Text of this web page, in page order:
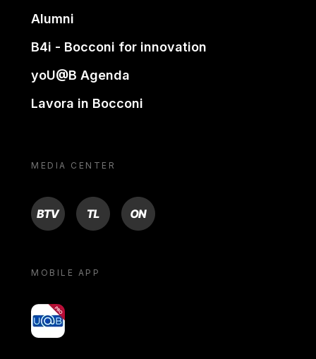
Alumni
B4i - Bocconi for innovation
yoU@B Agenda
Lavora in Bocconi
MEDIA CENTER
BTV TL ON
MOBILE APP
yoU@B